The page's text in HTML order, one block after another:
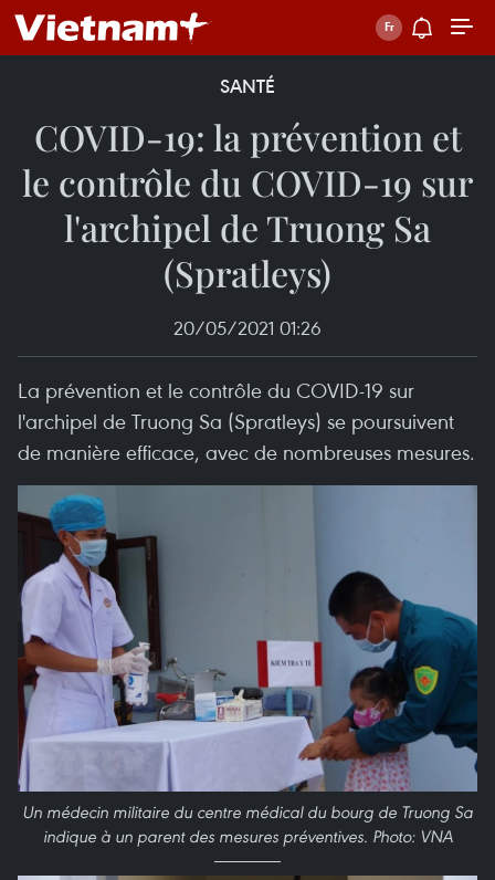
SANTÉ
COVID-19: la prévention et
le contrôle du COVID-19 sur
l'archipel de Truong Sa
(Spratleys)
20/05/2021 01:26
La prévention et le contrôle du COVID-19 sur
l'archipel de Truong Sa (Spratleys) se poursuivent
de manière efficace, avec de nombreuses mesures.
Un médecin militaire du centre médical du bourg de Truong Sa
indique à un parent des mesures préventives. Photo: VNA